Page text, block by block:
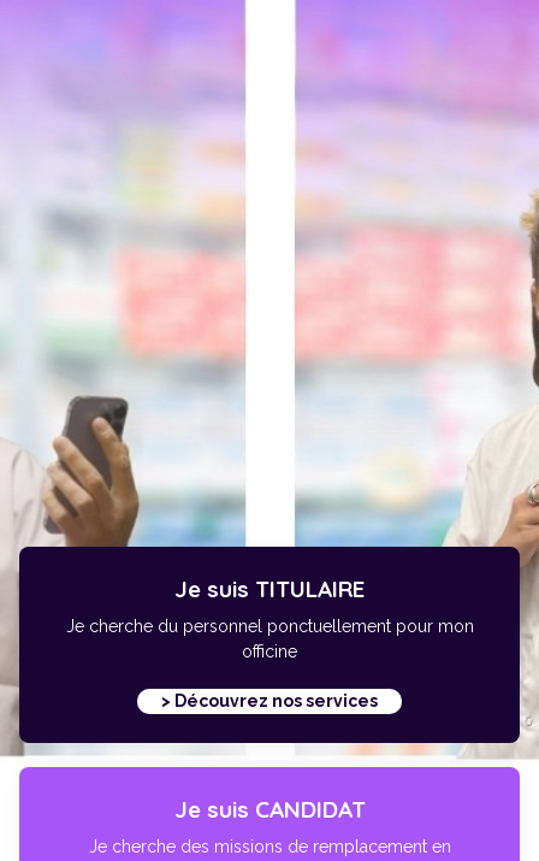
A propos de 24|7
Je suis TITULAIRE
Je cherche du personnel ponctuellement pour mon
officine
> Découvrez nos services
Je suis CANDIDAT
Je cherche des missions de remplacement en